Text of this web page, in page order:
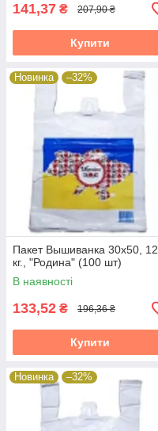
141,37 ₴ 207,90 ₴
Купити
Новинка –32%
Пакет Вышиванка 30х50, 12
кг., "Родина" (100 шт)
В наявності
133,52 ₴ 196,36 ₴
Купити
Новинка –32%